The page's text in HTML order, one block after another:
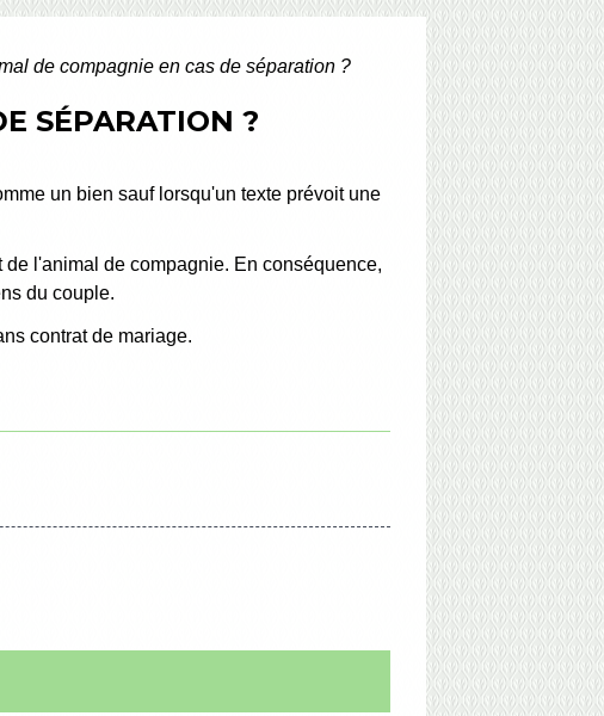
de compagnie en cas de séparation ?
SÉPARATION ?
un bien sauf lorsqu'un texte prévoit une
l'animal de compagnie. En conséquence,
du couple.
contrat de mariage.